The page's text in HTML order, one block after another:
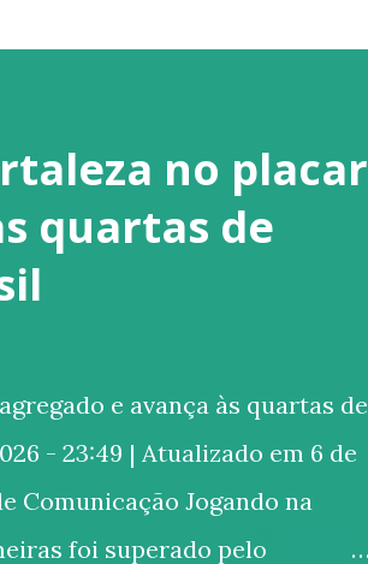
no placar
quartas de
e avança às quartas de
- 23:49 | Atualizado em 6 de
Comunicação Jogando na
foi superado pelo